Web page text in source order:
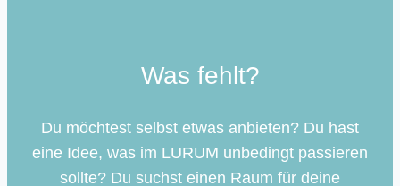
Was fehlt?
Du möchtest selbst etwas anbieten? Du hast
eine Idee, was im LURUM unbedingt passieren
sollte? Du suchst einen Raum für deine